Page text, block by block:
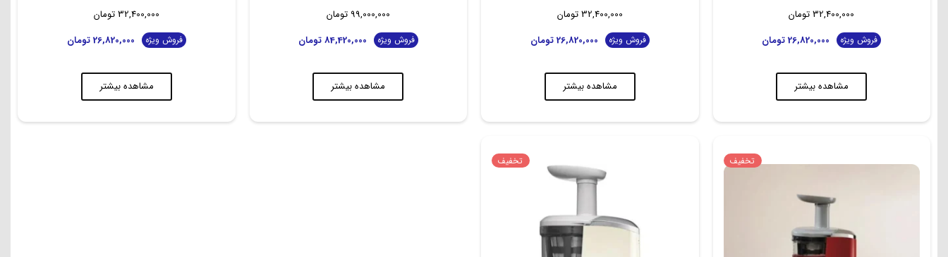
32,400,000 تومان
فروش ویژه 26,820,000 تومان
مشاهده بیشتر
32,400,000 تومان
فروش ویژه 26,820,000 تومان
مشاهده بیشتر
99,000,000 تومان
فروش ویژه 84,420,000 تومان
مشاهده بیشتر
32,400,000 تومان
فروش ویژه 26,820,000 تومان
مشاهده بیشتر
تخفیف تخفیف